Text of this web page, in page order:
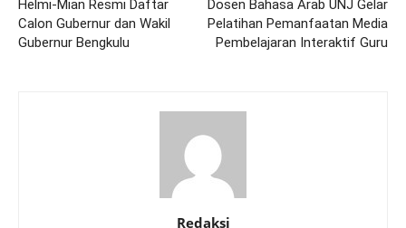
Helmi-Mian Resmi Daftar
Calon Gubernur dan Wakil
Gubernur Bengkulu
Dosen Bahasa Arab UNJ Gelar
Pelatihan Pemanfaatan Media
Pembelajaran Interaktif Guru
Redaksi